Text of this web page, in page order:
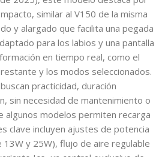
similar al V150 de la misma
y alargado que facilita una pegada
para los labios y una pantalla
en tiempo real, como el
y los modos seleccionados.
practicidad, duración
sin necesidad de mantenimiento o
algunos modelos permiten recarga
clave incluyen ajustes de potencia
y 25W), flujo de aire regulable